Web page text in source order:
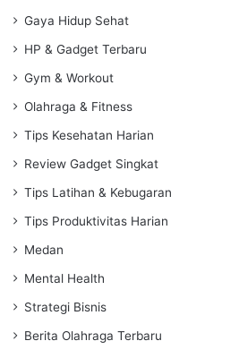
Gaya Hidup Sehat
HP & Gadget Terbaru
Gym & Workout
Olahraga & Fitness
Tips Kesehatan Harian
Review Gadget Singkat
Tips Latihan & Kebugaran
Tips Produktivitas Harian
Medan
Mental Health
Strategi Bisnis
Berita Olahraga Terbaru